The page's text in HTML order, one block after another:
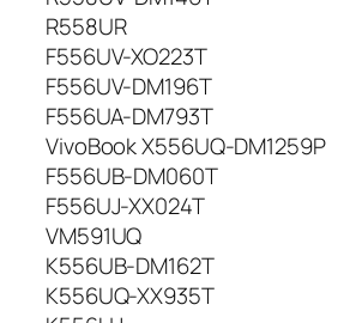
R558UR
F556UV-XO223T
F556UV-DM196T
F556UA-DM793T
VivoBook X556UQ-DM1259P
F556UB-DM060T
F556UJ-XX024T
VM591UQ
K556UB-DM162T
K556UQ-XX935T